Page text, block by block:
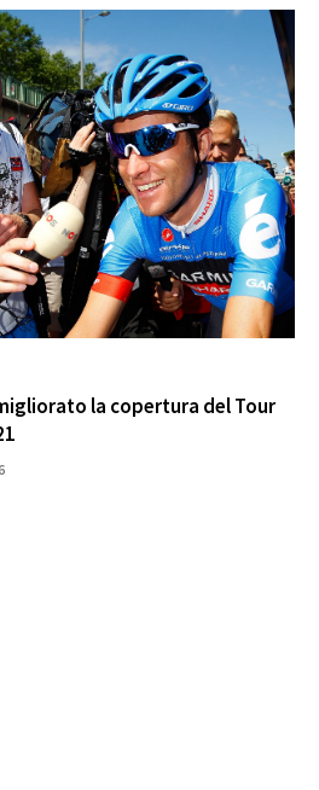
la copertura del Tour